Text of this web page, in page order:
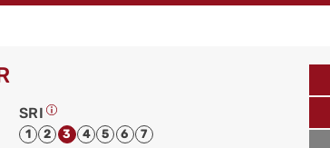
SRI
1 2 3 4 5 6 7